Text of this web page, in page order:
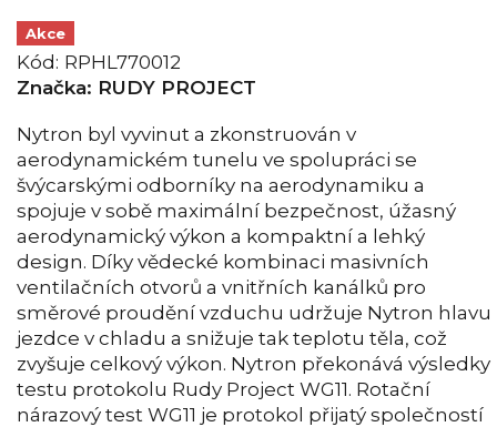
Akce
Kód: RPHL770012
Značka: RUDY PROJECT
Nytron byl vyvinut a zkonstruován v
aerodynamickém tunelu ve spolupráci se
švýcarskými odborníky na aerodynamiku a
spojuje v sobě maximální bezpečnost, úžasný
aerodynamický výkon a kompaktní a lehký
design. Díky vědecké kombinaci masivních
ventilačních otvorů a vnitřních kanálků pro
směrové proudění vzduchu udržuje Nytron hlavu
jezdce v chladu a snižuje tak teplotu těla, což
zvyšuje celkový výkon. Nytron překonává výsledky
testu protokolu Rudy Project WG11. Rotační
nárazový test WG11 je protokol přijatý společností